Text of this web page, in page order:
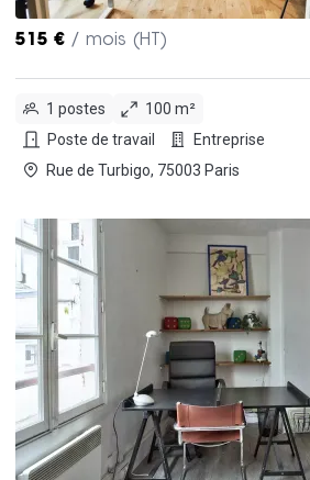
515 € / mois (HT)
1 postes
100 m²
Poste de travail
Entreprise
Rue de Turbigo, 75003 Paris